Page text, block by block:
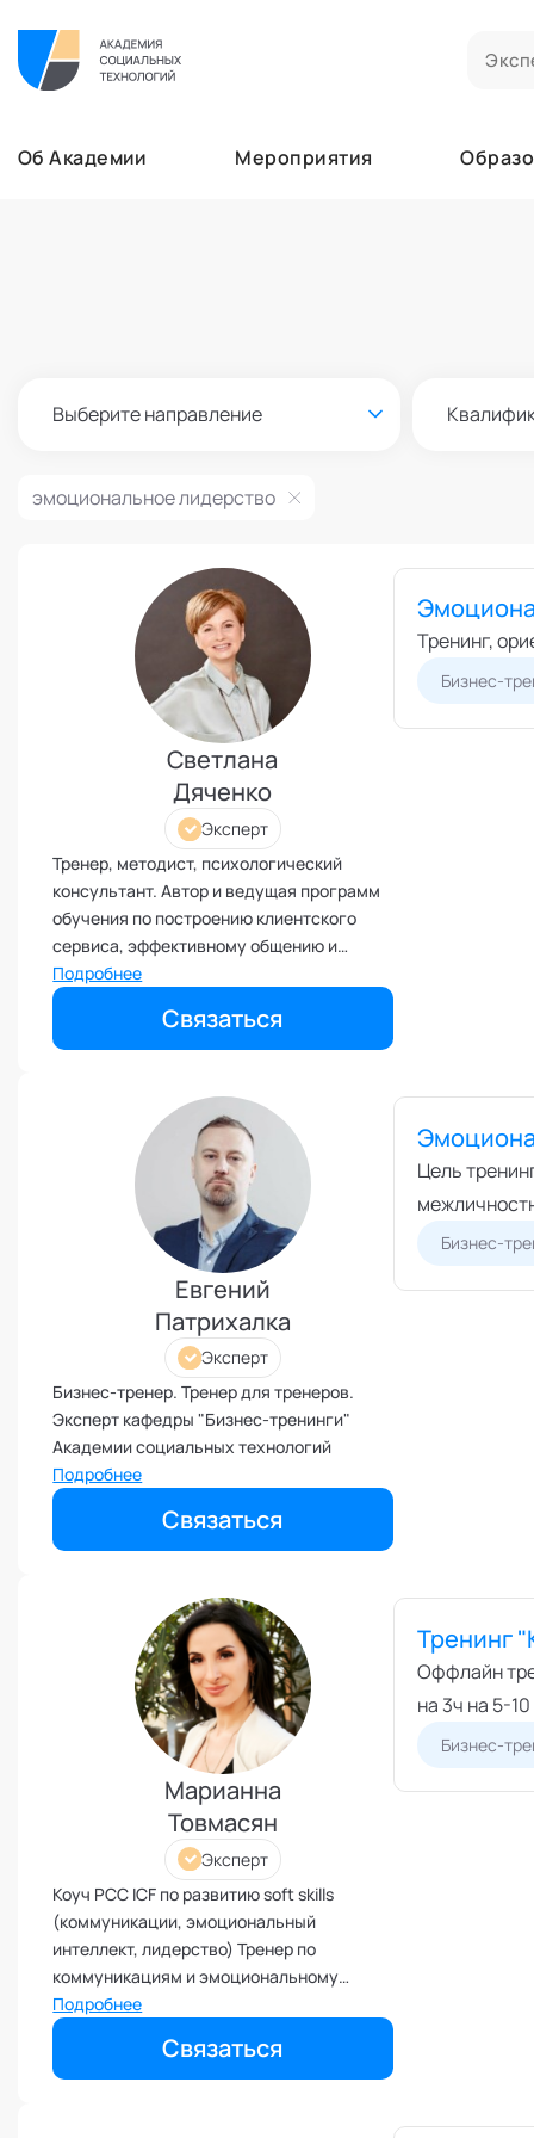
Об Академии Мероприятия
Выберите направление
Бизнес-моделирование
Взаимоотношения с детьми
Внедрение инноваций и
изменений
Внутренние коммуникации
Внутренние ресурсы и
продуктивность
Вовлеченность сотрудников
Возрастные кризисы
Воспитание
Депрессия
Долголетие и качество жизни
Дыхательные практики
Зависимости
Иммунитет
Карьерная стратегия
Клиентский менеджмент
Когнитивные способности
Командное лидерство
Коммуникационная стратегия
Коммуникация в команде
Корпоративная антропология
Корпоративная культура и
этика
Коучинг команд
Коучинг руководителей
Кризисы
Маркетинговые и PR
Международные коммуникации
Межличностные конфликты
Наставничество
Невроз
Обучение и образовательные
программы
Ораторское искусство
Организация и проведение
переговоров
Оргконсультирование
Осознанность
Отношения в паре
Отношения с родителями
эмоциональное лидерство
Светлана
Дяченко
Эксперт
Тренер, методист, психологический
консультант. Автор и ведущая программ
обучения по построению клиентского
сервиса, эффективному общению и
ассертивному поведению. Эксперт
кафедры "Бизнес-тренинги" Академии
социальных технологий
Подробнее
Связаться
Тренинг,
Бизнес-
Евгений
Патрихалка
Эксперт
Бизнес-тренер. Тренер для тренеров.
Эксперт кафедры "Бизнес-тренинги"
Академии социальных технологий
Подробнее
Связаться
Цель
Бизнес-
Марианна
Товмасян
Эксперт
Коуч PCC ICF по развитию soft skills
(коммуникации, эмоциональный
интеллект, лидерство) Тренер по
коммуникациям и эмоциональному
интеллекту Мотивационный спикер на
мероприятия
Подробнее
Связаться
Тренинг
Оффлайн
на 3ч на 5-
Бизнес-
Сертификаты
В этом разделе отображаются программы,
Добавить фото, изменить контактные
Поддержка